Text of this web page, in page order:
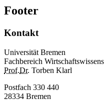
Footer
Kontakt
Universität Bremen
Fachbereich
Prof.Dr. Torben Klarl
Postfach 330 440
28334 Bremen